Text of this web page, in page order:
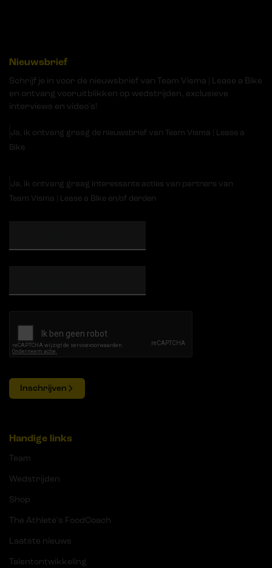
Nieuwsbrief
Schrijf je in voor de nieuwsbrief van Team Visma | Lease a Bike
en ontvang vooruitblikken op wedstrijden, exclusieve
interviews en video's!
Ja, ik ontvang graag de nieuwsbrief van Team Visma | Lease a
Bike
Ja, ik ontvang graag interessante acties van partners van
Team Visma | Lease a Bike en/of derden
Inschrijven
Handige links
Team
Wedstrijden
Shop
The Athlete's FoodCoach
Laatste nieuws
Talentontwikkeling